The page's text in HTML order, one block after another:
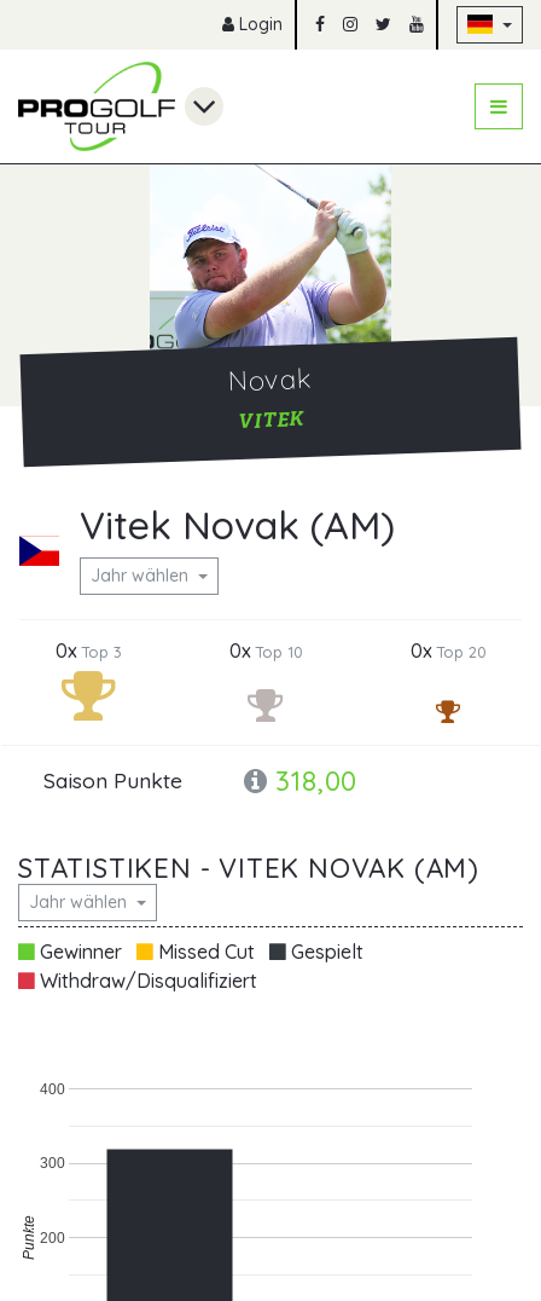
Login
Novak
VITEK
Vitek Novak (AM)
Jahr wählen
0xTop 3 0xTop 10 0xTop 20
Saison Punkte 318,00
STATISTIKEN - VITEK NOVAK (AM)
Jahr wählen
Gewinner Missed Cut
Gespielt
Withdraw/Disqualifiziert
200
300
400
Punkte